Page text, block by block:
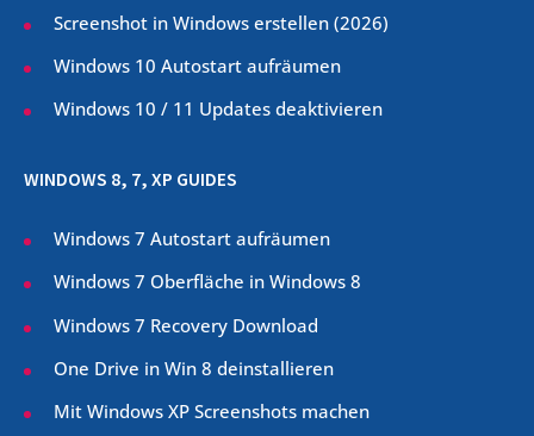
Screenshot in Windows erstellen (2026)
Windows 10 Autostart aufräumen
Windows 10 / 11 Updates deaktivieren
WINDOWS 8, 7, XP GUIDES
Windows 7 Autostart aufräumen
Windows 7 Oberfläche in Windows 8
Windows 7 Recovery Download
One Drive in Win 8 deinstallieren
Mit Windows XP Screenshots machen